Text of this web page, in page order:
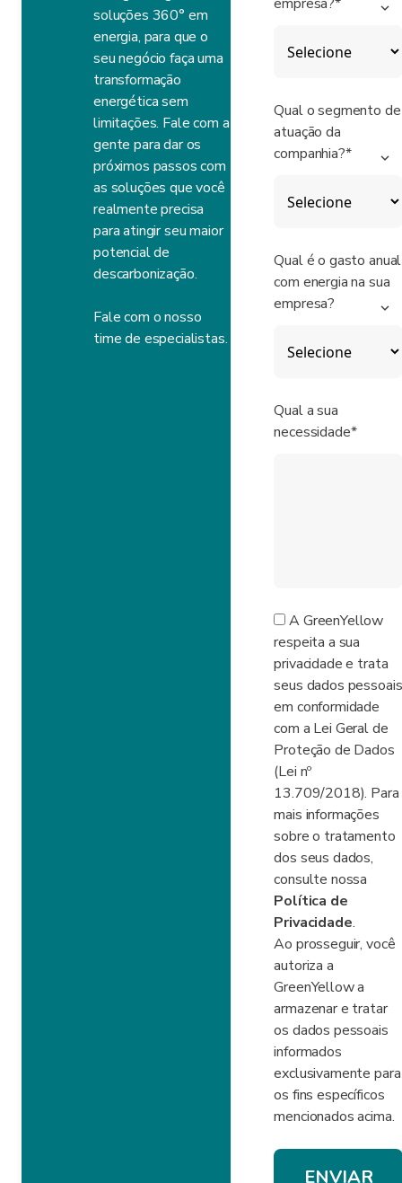
soluções 360° em
energia, para que o
seu negócio faça uma
transformação
energética sem
limitações. Fale com a
gente para dar os
próximos passos com
as soluções que você
realmente precisa
para atingir seu maior
potencial de
descarbonização.
Fale com o nosso
time de especialistas.
Qual o segmento de
atuação da
companhia?*
Qual é o gasto anual
com energia na sua
empresa?
Qual a sua
necessidade*
A GreenYellow
respeita a sua
privacidade e trata
seus dados pessoais
em conformidade
com a Lei Geral de
Proteção de Dados
(Lei nº
13.709/2018). Para
mais informações
sobre o tratamento
dos seus dados,
consulte nossa
Política de
Privacidade.
Ao prosseguir, você
autoriza a
GreenYellow a
armazenar e tratar
os dados pessoais
informados
exclusivamente para
os fins específicos
mencionados acima.